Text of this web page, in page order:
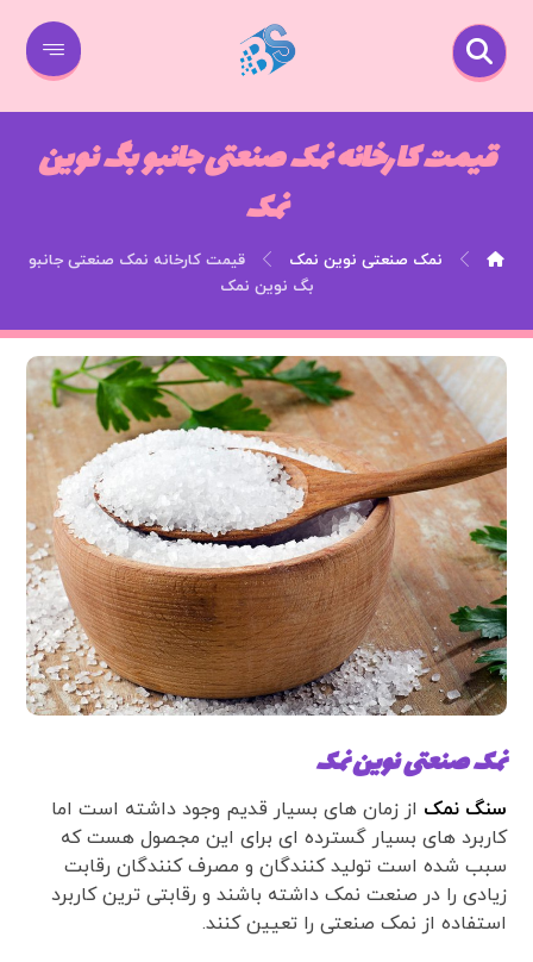
قیمت کارخانه نمک صنعتی جانبو بگ نوین
نمک
نمک صنعتی نوین نمک
قیمت کارخانه نمک صنعتی جانبو
بگ نوین نمک
نمک صنعتی نوین نمک
سنگ نمک از زمان های بسیار قدیم وجود داشته است اما
کاربرد های بسیار گسترده ای برای این مجصول هست که
سبب شده است تولید کنندگان و مصرف کنندگان رقابت
زیادی را در صنعت نمک داشته باشند و رقابتی ترین کاربرد
استفاده از نمک صنعتی را تعیین کنند.